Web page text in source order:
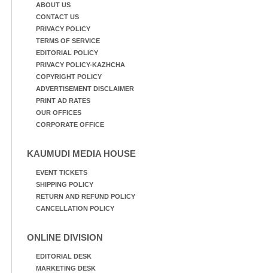
കുട്ടികൾABOUT US
CONTACT US
PRIVACY POLICY
TERMS OF SERVICE
EDITORIAL POLICY
PRIVACY POLICY-KAZHCHA
COPYRIGHT POLICY
ADVERTISEMENT DISCLAIMER
PRINT AD RATES
OUR OFFICES
CORPORATE OFFICE
KAUMUDI MEDIA HOUSE
EVENT TICKETS
SHIPPING POLICY
RETURN AND REFUND POLICY
CANCELLATION POLICY
ONLINE DIVISION
EDITORIAL DESK
MARKETING DESK